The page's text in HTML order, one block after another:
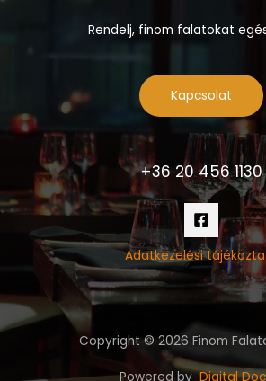
Rendelj, finom falatokat
Kapcsolat
+36 20 456 1130
Adatkezelési
Copyright © 2026 Finom
Powered byDigital